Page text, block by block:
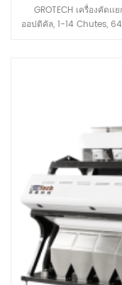
GROTECH เครื่องคัดเ
ออปติคัล, 1-14 Chutes,